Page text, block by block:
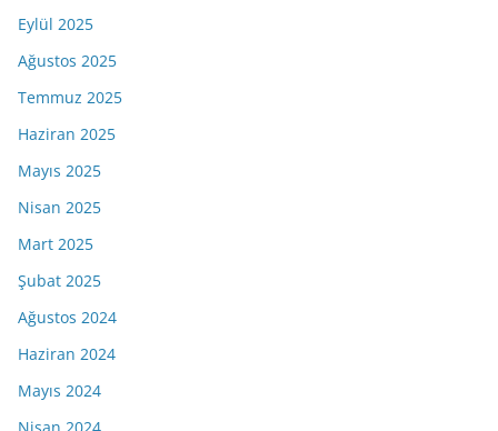
Eylül 2025
Ağustos 2025
Temmuz 2025
Haziran 2025
Mayıs 2025
Nisan 2025
Mart 2025
Şubat 2025
Ağustos 2024
Haziran 2024
Mayıs 2024